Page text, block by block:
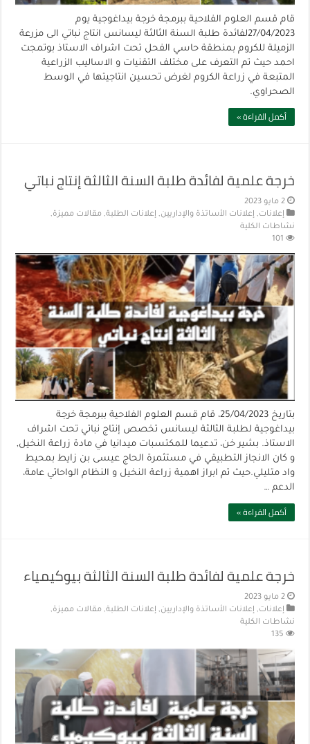
قام قسم العلوم الفلاحية ببرمجة خرجة بيداغوجية يوم
27/04/2023لفائدة طلبة السنة الثالثة ليسانس انتاج نباتي الى مزرعة
الزميلة للكروم بمنطقة حاسي الفحل تحت اشراف الاستاذ بوتمجت
احمد حيث تم التعرف على مختلف التقنيات و الاساليب الزراعية
المتبعة في زراعة الكروم لغرض تحسين انتاجيتها في الوسط
الصحراوي.
أكمل القراءة »
خرجة علمية لفائدة طلبة السنة الثالثة إنتاج نباتي
2 مايو 2023
إعلانات, إعلانات الأساتذة والإداريين, إعلانات الطلبة, مقالات مميزة,
نشاطات الكلية
101
بتاريخ 25/04/2023، قام قسم العلوم الفلاحية ببرمجة خرجة
بيداغوجية لطلبة الثالثة ليسانس تخصص إنتاج نباتي تحت اشراف
الاستاذ. بشير خن، تدعيما للمكتسبات ميدانيا في مادة زراعة النخيل,
و كان الانجاز التطبيقي في مستثمرة الحاج عيسى بن زايط بمحيط
واد متليلي.حيث تم ابراز اهمية زراعة النخيل و النظام الواحاتي عامة،
الدعم …
أكمل القراءة »
خرجة علمية لفائدة طلبة السنة الثالثة بيوكيمياء
2 مايو 2023
إعلانات, إعلانات الأساتذة والإداريين, إعلانات الطلبة, مقالات مميزة,
نشاطات الكلية
135